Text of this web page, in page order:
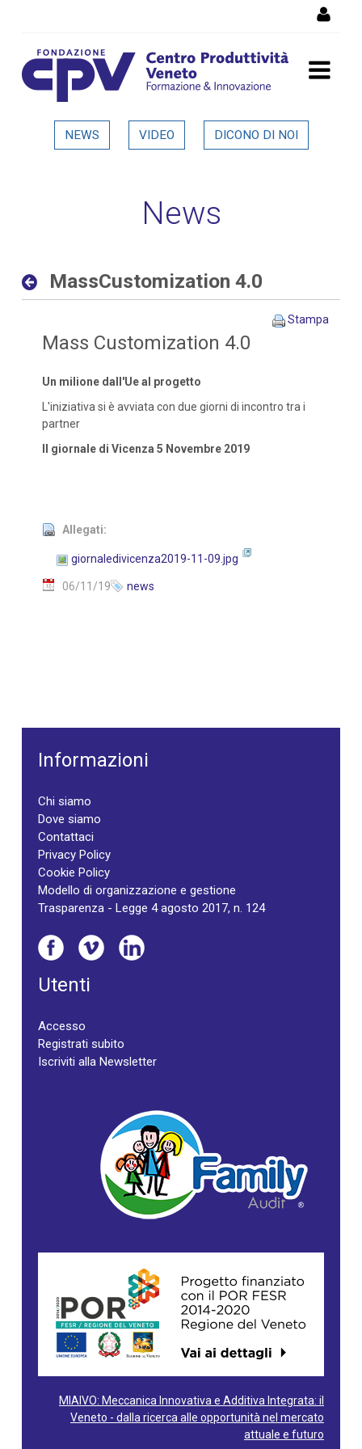
MassCustomization 4.0 -
NEWS VIDEO DICONO DI NOI
News
MassCustomization 4.0
Stampa
Mass Customization 4.0
Un milione dall'Ue al progetto
L'iniziativa si è avviata con due giorni di incontro tra i
partner
Il giornale di Vicenza 5 Novembre 2019
Allegati:
giornaledivicenza2019-11-09.jpg
06/11/19 news
Informazioni
Chi siamo
Dove siamo
Contattaci
Privacy Policy
Cookie Policy
Modello di organizzazione e gestione
Trasparenza - Legge 4 agosto 2017, n. 124
Utenti
Accesso
Registrati subito
Iscriviti alla Newsletter
MIAIVO: Meccanica Innovativa e Additiva Integrata: il
Veneto - dalla ricerca alle opportunità nel mercato
attuale e futuro